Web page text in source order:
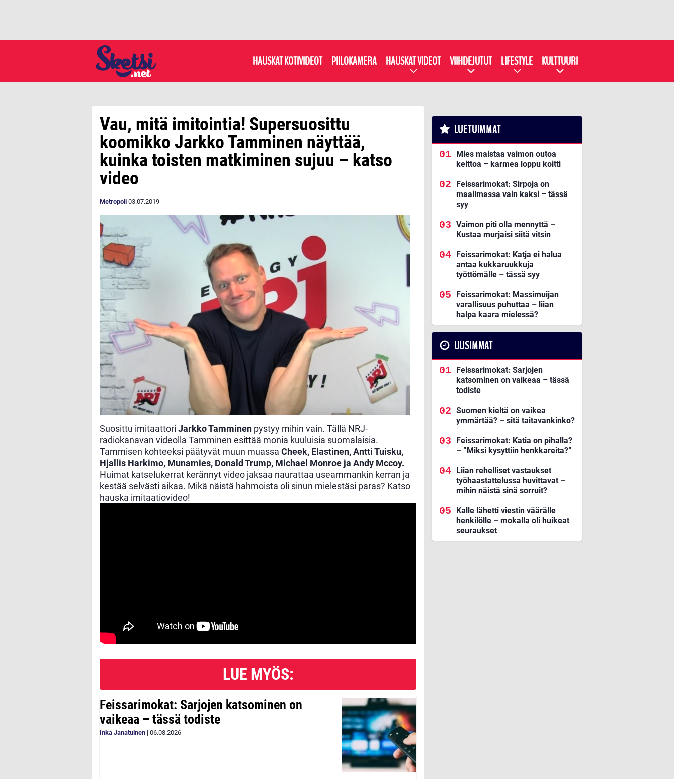
HAUSKAT KOTIVIDEOT PIILOKAMERA HAUSKAT VIDEOT VIIHDEJUTUT LIFESTYLE KULTTUURI
Vau, mitä imitointia! Supersuosittu
koomikko Jarkko Tamminen näyttää,
kuinka toisten matkiminen sujuu – katso
video
Metropoli 03.07.2019
Suosittu imitaattori Jarkko Tamminen pystyy mihin vain. Tällä NRJ-
radiokanavan videolla Tamminen esittää monia kuuluisia suomalaisia.
Tammisen kohteeksi päätyvät muun muassa Cheek, Elastinen, Antti Tuisku,
Hjallis Harkimo, Munamies, Donald Trump, Michael Monroe ja Andy Mccoy.
Huimat katselukerrat kerännyt video jaksaa naurattaa useammankin kerran ja
kestää selvästi aikaa. Mikä näistä hahmoista oli sinun mielestäsi paras? Katso
hauska imitaatiovideo!
LUE MYÖS:
Feissarimokat: Sarjojen katsominen on
vaikeaa – tässä todiste
Inka Janatuinen | 06.08.2026
LUETUIMMAT
Mies maistaa vaimon outoa
keittoa – karmea loppu koitti
Feissarimokat: Sirpoja on
maailmassa vain kaksi – tässä
syy
Vaimon piti olla mennyttä –
Kustaa murjaisi siitä vitsin
Feissarimokat: Katja ei halua
antaa kukkaruukkuja
työttömälle – tässä syy
Feissarimokat: Massimuijan
varallisuus puhuttaa – liian
halpa kaara mielessä?
UUSIMMAT
Feissarimokat: Sarjojen
katsominen on vaikeaa – tässä
todiste
Suomen kieltä on vaikea
ymmärtää? – sitä taitavankinko?
Feissarimokat: Katia on pihalla?
– ”Miksi kysyttiin henkkareita?”
Liian rehelliset vastaukset
työhaastattelussa huvittavat –
mihin näistä sinä sorruit?
Kalle lähetti viestin väärälle
henkilölle – mokalla oli huikeat
seuraukset